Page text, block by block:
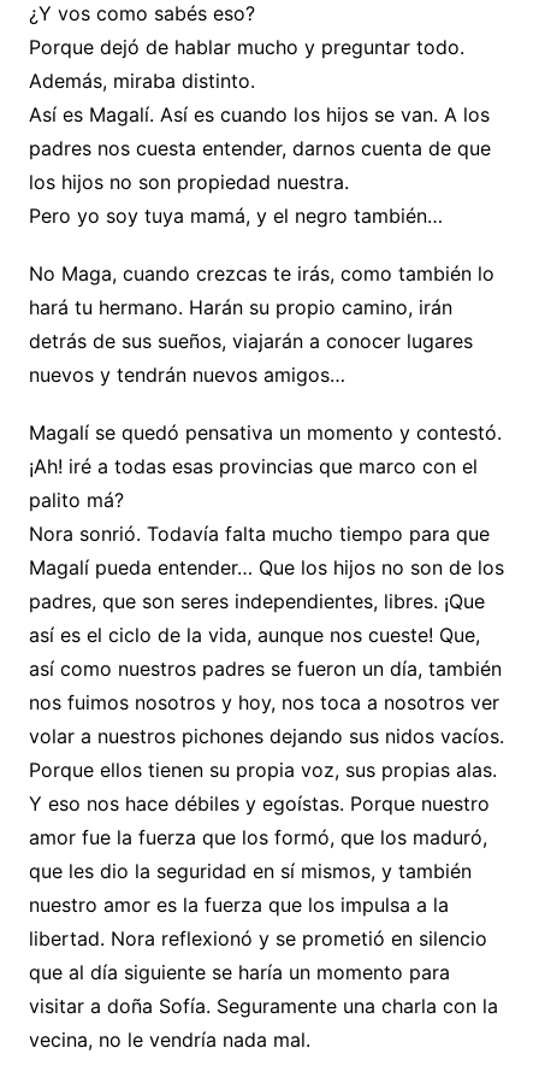
¿Y vos como sabés eso?
Porque dejó de hablar mucho y preguntar todo.
Además, miraba distinto.
Así es Magalí. Así es cuando los hijos se van. A los
padres nos cuesta entender, darnos cuenta de que
los hijos no son propiedad nuestra.
Pero yo soy tuya mamá, y el negro también…
No Maga, cuando crezcas te irás, como también lo
hará tu hermano. Harán su propio camino, irán
detrás de sus sueños, viajarán a conocer lugares
nuevos y tendrán nuevos amigos…
Magalí se quedó pensativa un momento y contestó.
¡Ah! iré a todas esas provincias que marco con el
palito má?
Nora sonrió. Todavía falta mucho tiempo para que
Magalí pueda entender… Que los hijos no son de los
padres, que son seres independientes, libres. ¡Que
así es el ciclo de la vida, aunque nos cueste! Que,
así como nuestros padres se fueron un día, también
nos fuimos nosotros y hoy, nos toca a nosotros ver
volar a nuestros pichones dejando sus nidos vacíos.
Porque ellos tienen su propia voz, sus propias alas.
Y eso nos hace débiles y egoístas. Porque nuestro
amor fue la fuerza que los formó, que los maduró,
que les dio la seguridad en sí mismos, y también
nuestro amor es la fuerza que los impulsa a la
libertad. Nora reflexionó y se prometió en silencio
que al día siguiente se haría un momento para
visitar a doña Sofía. Seguramente una charla con la
vecina, no le vendría nada mal.